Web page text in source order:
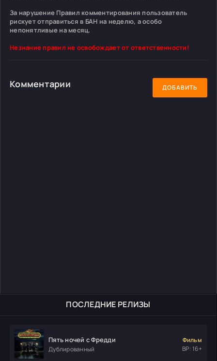
ПОСЛЕДНИЕ РЕЛИЗЫ
Пять ночей с Фредди
Дублированный
Фильм
ВР: 16+
За нарушение Правил комментирования пользователь
рискует отправиться в БАН на неделю, а особо
непонятливые на месяц.
Незнание правил не освобождает от ответственности!
Комментарии ДОБАВИТЬ